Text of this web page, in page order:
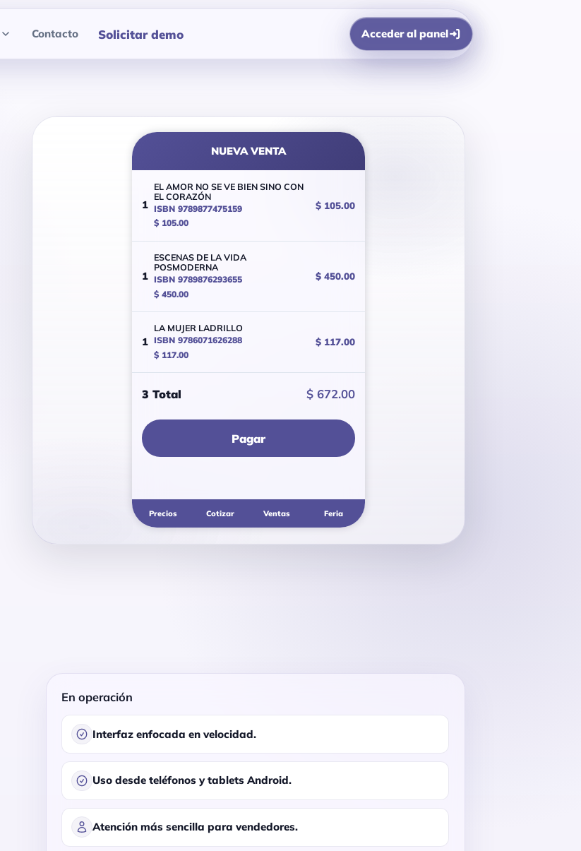
Contacto Solicitar demo Acceder al panel
NUEVA VENTA
1
EL AMOR NO SE VE BIEN SINO CON
EL CORAZÓN
ISBN 9789877475159
$ 105.00
$ 105.00
1
ESCENAS DE LA VIDA
POSMODERNA
ISBN 9789876293655
$ 450.00
$ 450.00
1
LA MUJER LADRILLO
ISBN 9786071626288
$ 117.00
$ 117.00
3 Total $ 672.00
Pagar
Precios Cotizar Ventas Feria
En operación
Interfaz enfocada en velocidad.
Uso desde teléfonos y tablets Android.
Atención más sencilla para vendedores.